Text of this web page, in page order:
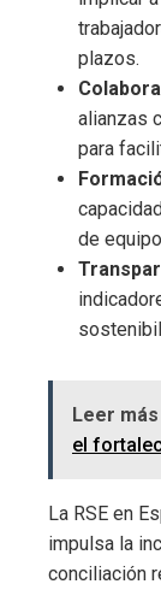
plazos.
alianzas
para
de
Leer más
el
La RSE en
impulsa la
conciliación